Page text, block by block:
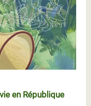
en République